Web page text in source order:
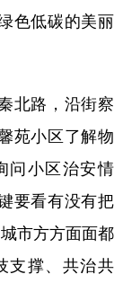
色低碳的美丽
北路，沿街察
苑小区了解物
问小区治安情
要看有没有把
市方方面面都
支撑、共治共